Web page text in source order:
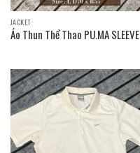
JACKET
Áo Thun Thể Thao PU.MA SLEEVE